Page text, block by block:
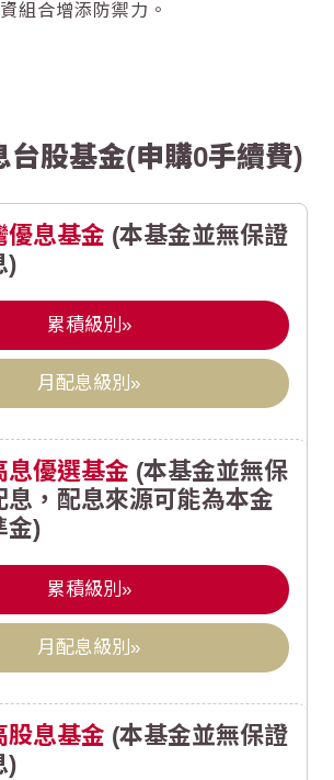
組合增添防禦力。
台股基金(申購0手續費)
優息基金 (本基金並無保證
)
累積級別»
月配息級別»
息優選基金 (本基金並無保
息，配息來源可能為本金
金)
累積級別»
月配息級別»
股息基金 (本基金並無保證
)